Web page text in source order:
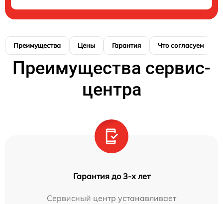
Преимущества Цены Гарантия Что согласуем
Преимущества сервис-
центра
Гарантия до 3-х лет
Сервисный центр устанавливает